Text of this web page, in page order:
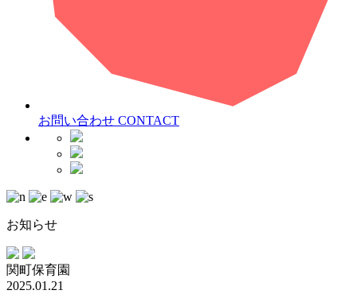
お問い合わせ CONTACT
お知らせ
関町保育園
2025.01.21